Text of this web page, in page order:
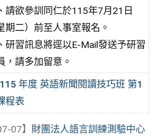
請欲參訓同仁於115年7月21日
期二）前至人事室報名。
研習訊息將逕以E-Mail發送予研習
，請多加留意。
115 年度 英語新聞閱讀技巧班 第1
程表
07】 財團法人語言訓練測驗中心